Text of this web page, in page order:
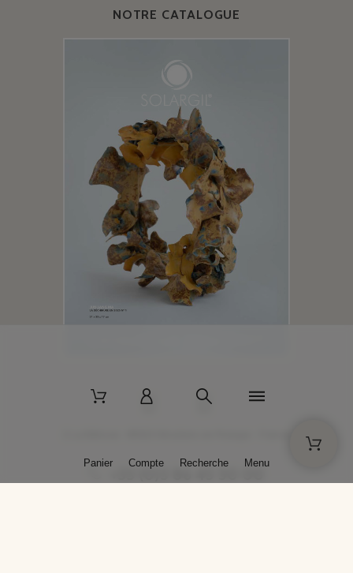
NOTRE CATALOGUE
+33 (0)3 86 45 50 00
Panier Compte Recherche Menu